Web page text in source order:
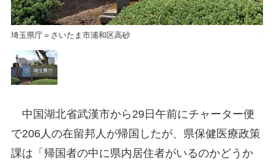
埼玉県庁＝さいたま市浦和区高砂
中国湖北省武漢市から29日午前にチャーター便
で206人の在留邦人が帰国したが、県保健医療政策
課は「帰国者の中に県内居住者がいるのかどうか